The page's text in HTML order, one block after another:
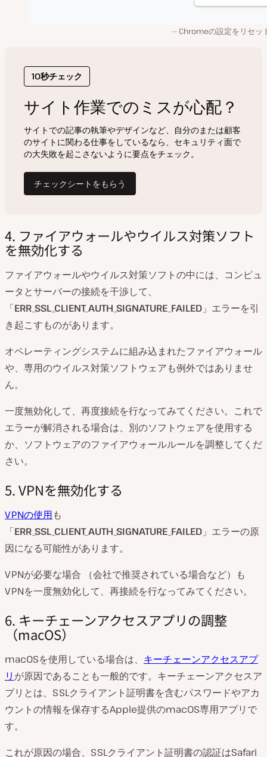
Chromeの設定をリセッ
4. ファイアウォールやウイルス対策ソフト
を無効化する
ファイアウォールやウイルス対策ソフトの中には、コンピュ
ータとサーバーの接続を干渉して、
「ERR_SSL_CLIENT_AUTH_SIGNATURE_FAILED 」エラーを引
き起こすものがあります。
オペレーティングシステムに組み込まれたファイアウォール
や、専用のウイルス対策ソフトウェアも例外ではありませ
ん。
一度無効化して、再度接続を行なってみてください。これで
エラーが解消される場合は、別のソフトウェアを使用する
か、ソフトウェアのファイアウォールルールを調整してくだ
さい。
5. VPNを無効化する
VPNの使用も
「ERR_SSL_CLIENT_AUTH_SIGNATURE_FAILED 」エラーの原
因になる可能性があります。
VPNが必要な場合 （会社で推奨されている場合など）も
VPNを一度無効化して、再接続を行なってみてください。
6. キーチェーンアクセスアプリの調整
（macOS）
macOSを使用している場合は、 キーチェーンアクセスアプ
リ が原因であることも一般的です。キーチェーンアクセスア
プリとは、SSLクライアント証明書を含むパスワードやアカ
ウントの情報を保存するApple提供のmacOS専用アプリで
す。
これが原因の場合、SSLクライアント証明書の認証はSafari